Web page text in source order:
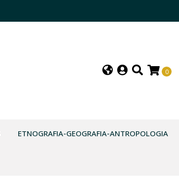
0
ETNOGRAFIA-GEOGRAFIA-ANTROPOLOGIA